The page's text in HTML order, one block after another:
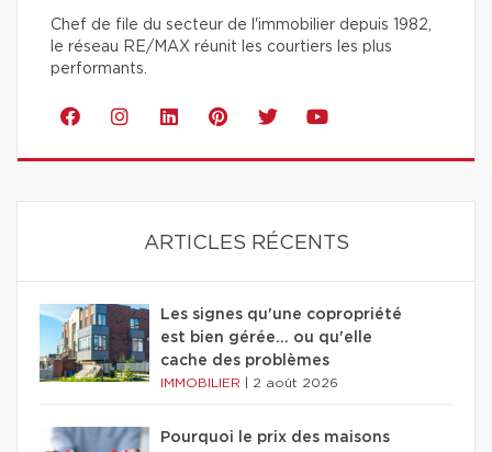
Chef de file du secteur de l'immobilier depuis 1982,
le réseau RE/MAX réunit les courtiers les plus
performants.
ARTICLES RÉCENTS
Les signes qu'une copropriété
est bien gérée… ou qu'elle
cache des problèmes
IMMOBILIER 2 août 2026
Pourquoi le prix des maisons